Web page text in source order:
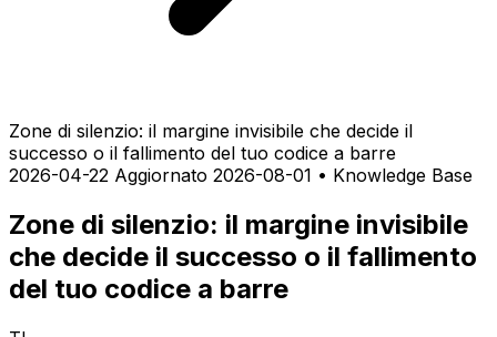
Zone di silenzio: il margine invisibile che decide il
successo o il fallimento del tuo codice a barre
2026-04-22 Aggiornato 2026-08-01 • Knowledge Base
Zone di silenzio: il margine invisibile
che decide il successo o il fallimento
del tuo codice a barre